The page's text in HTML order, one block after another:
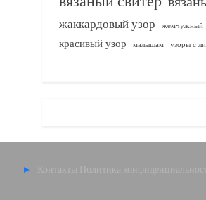
жаккардовый узор жемчужный
красивый узор малышам узоры с
Контакты Политика